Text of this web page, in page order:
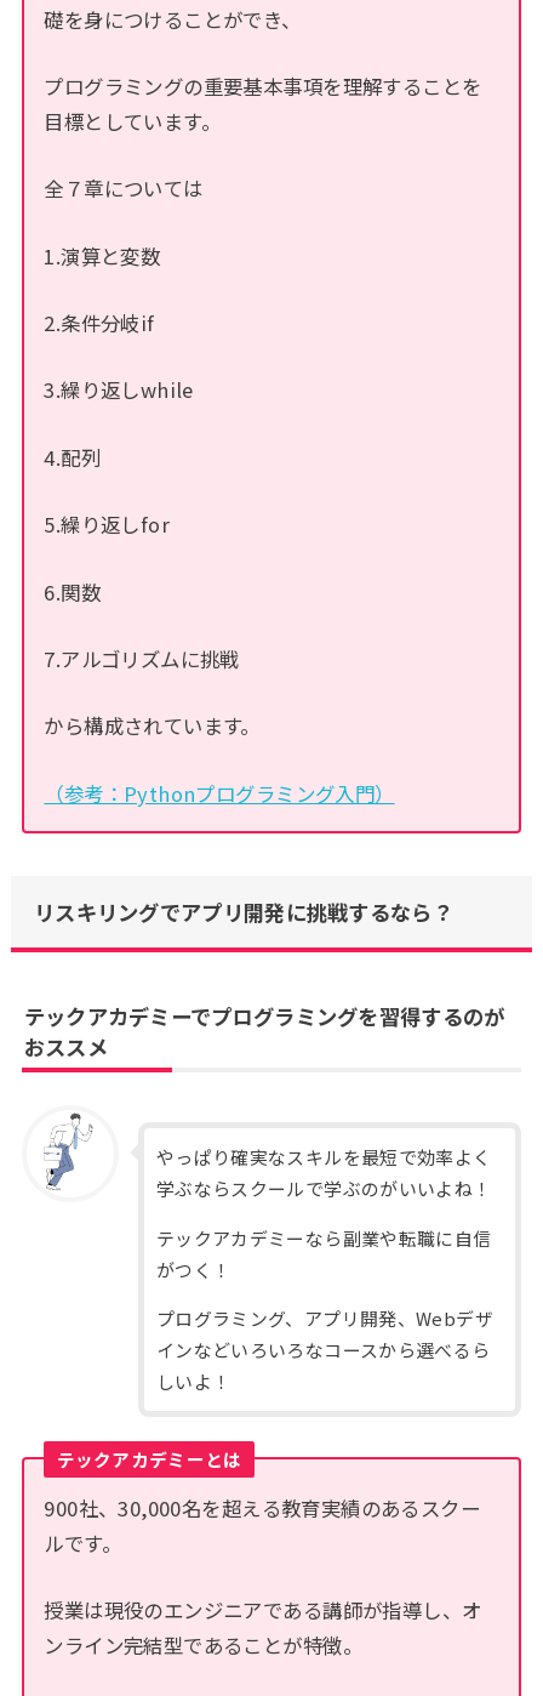
礎を身につけることができ、
プログラミングの重要基本事項を理解することを
目標としています。
全７章については
1.演算と変数
2.条件分岐if
3.繰り返しwhile
4.配列
5.繰り返しfor
6.関数
7.アルゴリズムに挑戦
から構成されています。
（参考：Pythonプログラミング入門）
リスキリングでアプリ開発に挑戦するなら？
テックアカデミーでプログラミングを習得するのが
おススメ
やっぱり確実なスキルを最短で効率よく
学ぶならスクールで学ぶのがいいよね！
テックアカデミーなら副業や転職に自信
がつく！
プログラミング、アプリ開発、Webデザ
インなどいろいろなコースから選べるら
しいよ！
テックアカデミーとは
900社、30,000名を超える教育実績のあるスクー
ルです。
授業は現役のエンジニアである講師が指導し、オ
ンライン完結型であることが特徴。